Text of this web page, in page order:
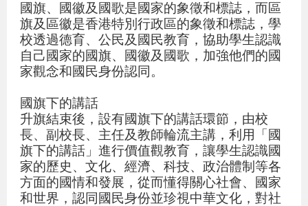
國旗、國徽及國歌是國家的象徵和標誌，而區
旗及區徽是香港特別行政區的象徵和標誌，學
校透過德育、公民及國民教育，協助學生認識
自己國家的國旗、國徽及國歌，加強他們的國
家觀念和國民身份認同。
國旗下的講話
升旗結束後，設有國旗下的講話環節，由校
長、副校長、主任及教師輪流主講，利用「國
旗下的講話」進行價值觀教育，讓學生認識國
家的歷史、文化、經濟、科技、政治體制等各
方面的國情和發展，從而懂得關心社會、國家
和世界，認同國民身份並珍視中華文化，對社